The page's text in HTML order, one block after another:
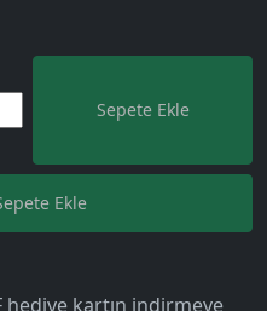
Sepete Ekle
Ekle
hediye kartın indirmeye